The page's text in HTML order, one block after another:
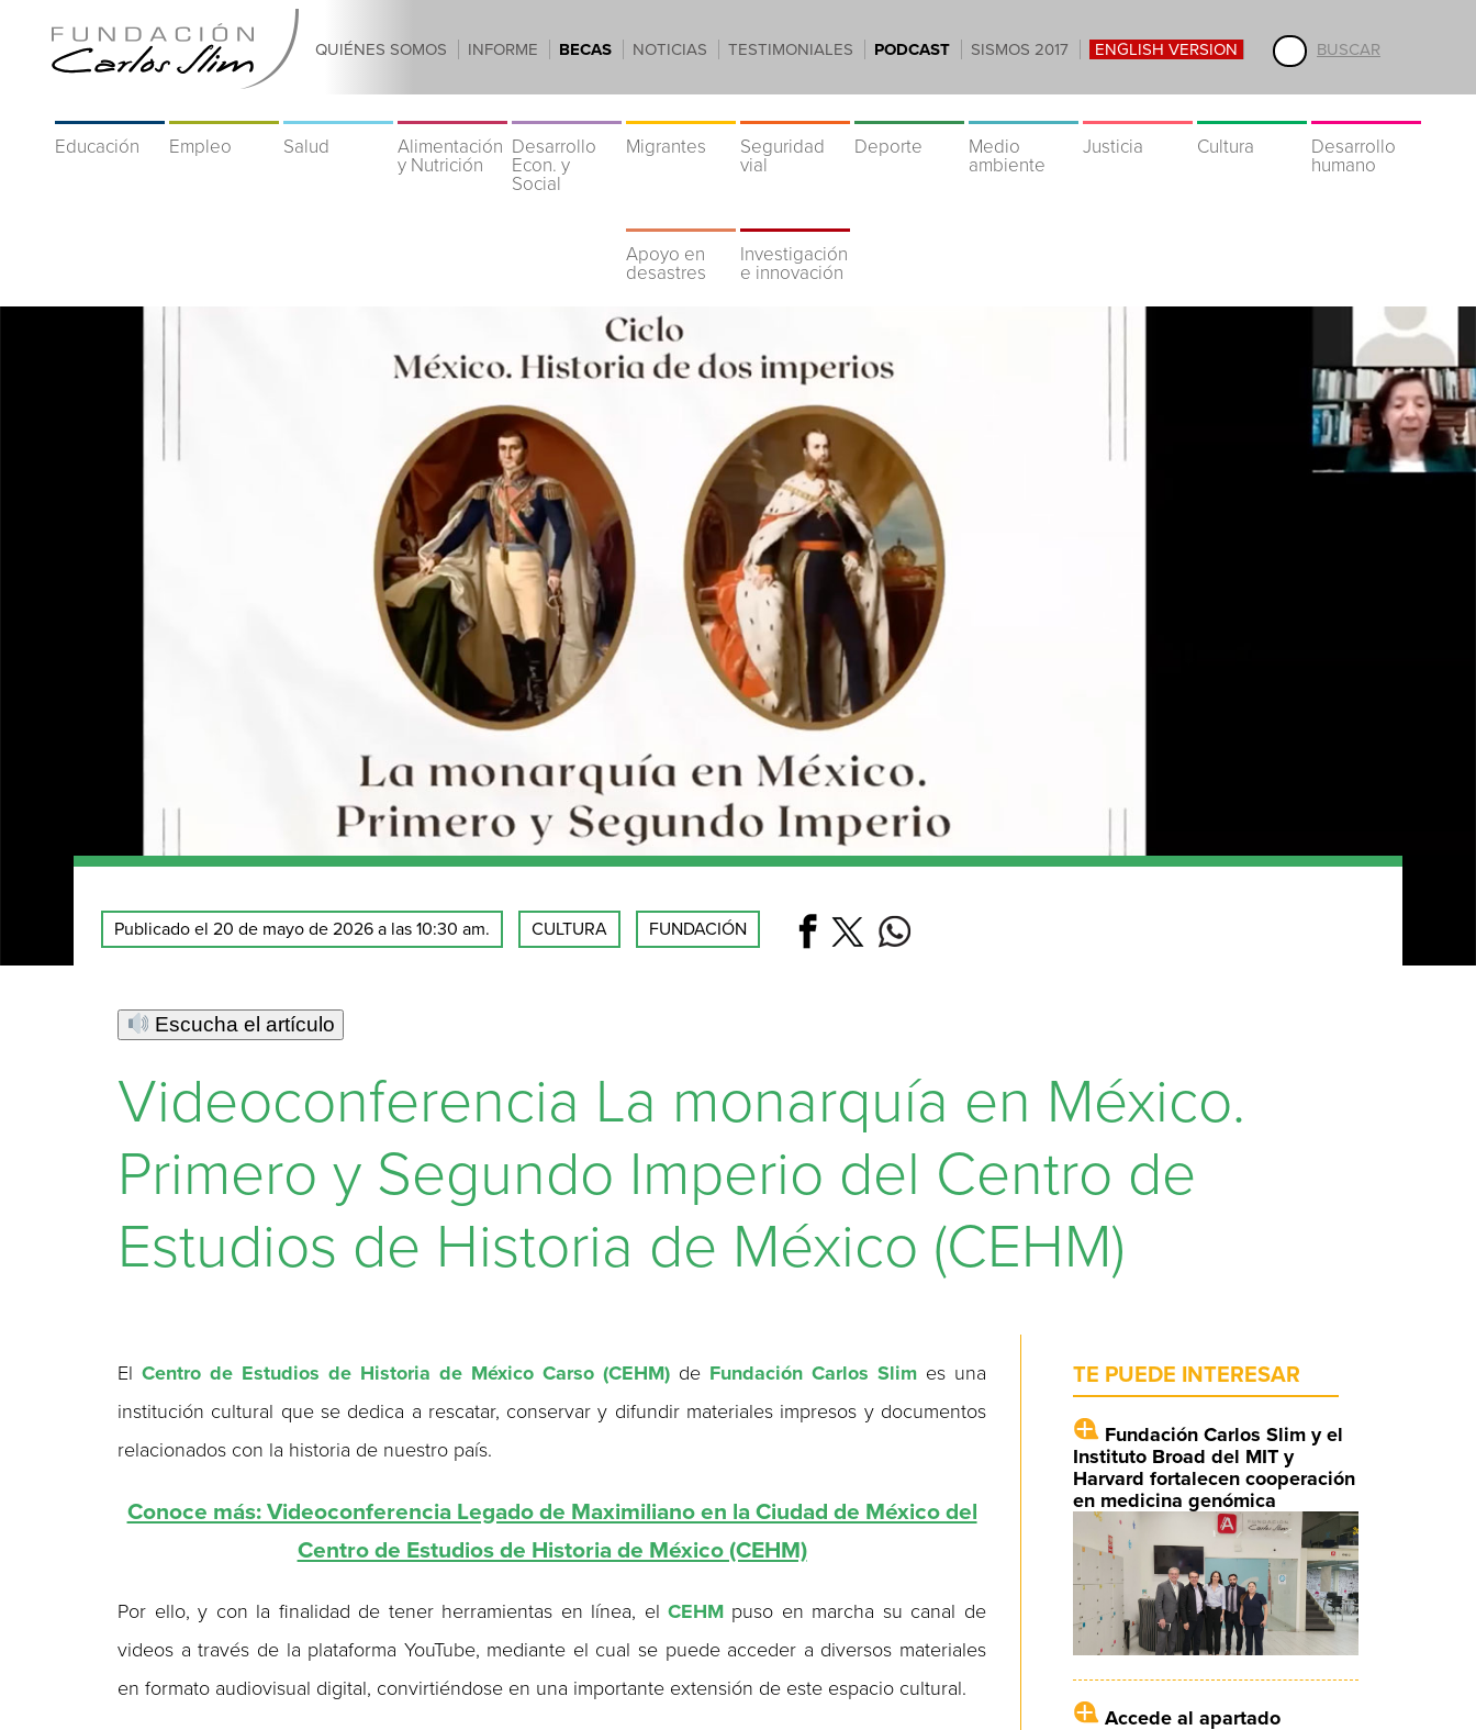
BUSCAR
QUIÉNES SOMOS INFORME BECAS NOTICIAS TESTIMONIALES PODCAST SISMOS 2017 ENGLISH VERSION
Educación Empleo Salud
Alimentación
y Nutrición
Desarrollo
Econ. y
Social
Migrantes
Seguridad
vial
Deporte
Medio
ambiente
Justicia Cultura
Desarrollo
humano
Apoyo en
desastres
Investigación
e innovación
Publicado el 20 de mayo de 2026 a las 10:30 am. CULTURA FUNDACIÓN
Escucha el artículo
Videoconferencia La monarquía en México.
Primero y Segundo Imperio del Centro de
Estudios de Historia de México (CEHM)
ElCentro de Estudios de Historia de México Carso (CEHM) de Fundación Carlos Slimes una
institución cultural que se dedica a rescatar, conservar y difundir materiales impresos y documentos
relacionados con la historia de nuestro país.
Conoce más: Videoconferencia Legado de Maximiliano en la Ciudad de México del
Centro de Estudios de Historia de México (CEHM)
Por ello, y con la finalidad de tener herramientas en línea, elCEHM puso en marcha su canal de
videos a través de la plataforma YouTube, mediante el cual se puede acceder a diversos materiales
en formato audiovisual digital, convirtiéndose en una importante extensión de este espacio cultural.
TE PUEDE INTERESAR
Fundación Carlos Slim y el
Instituto Broad del MIT y
Harvard fortalecen cooperación
en medicina genómica
Accede al apartado